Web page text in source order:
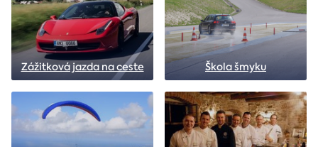
Zážitková jazda na ceste Škola šmyku